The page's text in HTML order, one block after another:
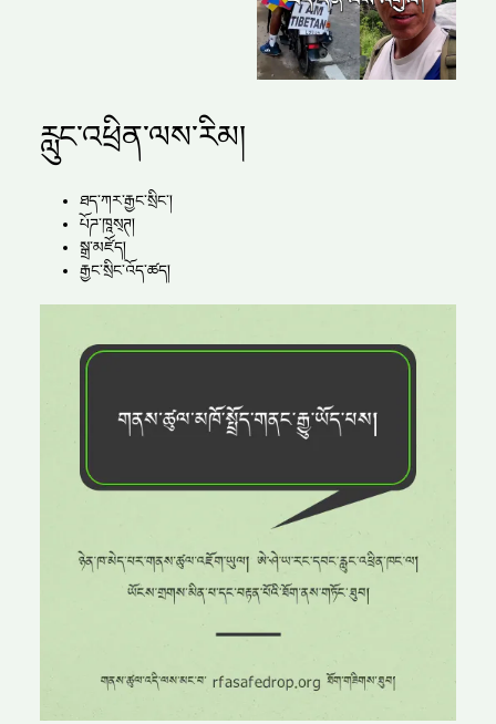
རླུང་འཕྲིན་ལས་རིམ།
ཐད་ཀར་རྒྱང་སྲིང༌།
པོཌ་ཁཱས྄ཊ།
སྒྲ་མཛོད།
རྒྱང་སྲིང་འོད་ཚད།